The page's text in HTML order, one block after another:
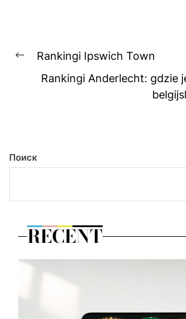
Навигация
записям
Previous
Rankingi Ipswich Town
Rankingi Anderlecht: gdzie
Поиск
RECENT